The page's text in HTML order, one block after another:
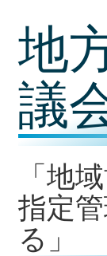
地
議
「地
指定
る」